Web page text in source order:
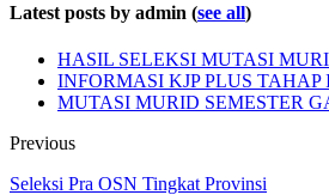
Latest posts by admin (see all)
HASIL SELEKSI MUTASI
INFORMASI KJP PLUS
MUTASI MURID SEMESTER
Previous
Seleksi Pra OSN Tingkat Provinsi